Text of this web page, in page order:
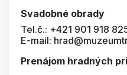
Svadobné obrady
Tel.č.: +421 901 918
E-mail:
Prenájom hradných